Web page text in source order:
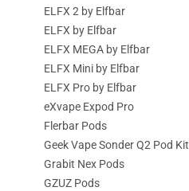
ELFX 2 by Elfbar
ELFX by Elfbar
ELFX MEGA by Elfbar
ELFX Mini by Elfbar
ELFX Pro by Elfbar
eXvape Expod Pro
Flerbar Pods
Geek Vape Sonder Q2 Pod Kit
Grabit Nex Pods
GZUZ Pods